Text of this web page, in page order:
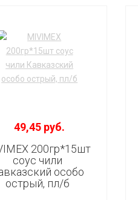
49,45 руб.
200гр*15шт
соус чили
особо
острый, пл/б